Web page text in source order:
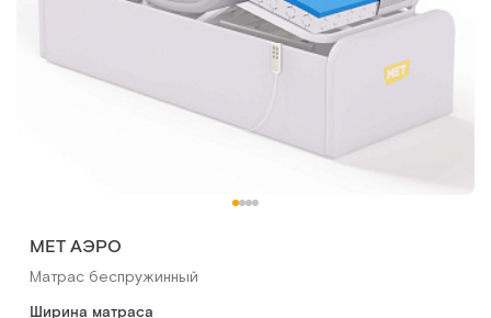
МЕТ АЭРО
Матрас беспружинный
Ширина матраса